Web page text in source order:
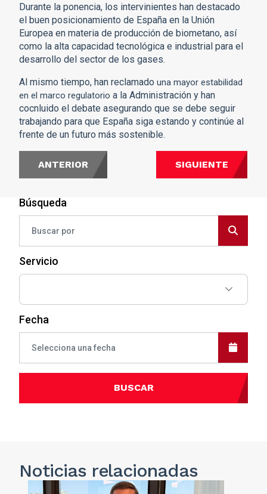
Búsqueda
Servicio
Fecha
BUSCAR
Durante la ponencia, los intervinientes han destacado
el buen posicionamiento de España en la Unión
Europea en materia de producción de biometano, así
como la alta capacidad tecnológica e industrial para el
desarrollo del sector de los gases.
Al mismo tiempo, han reclamado una mayor estabilidad
en el marco regulatorio a la Administración y han
cocnluido el debate asegurando que se debe seguir
trabajando para que España siga estando y continúe al
frente de un futuro más sostenible.
ANTERIOR SIGUIENTE
Noticiasrelacionadas